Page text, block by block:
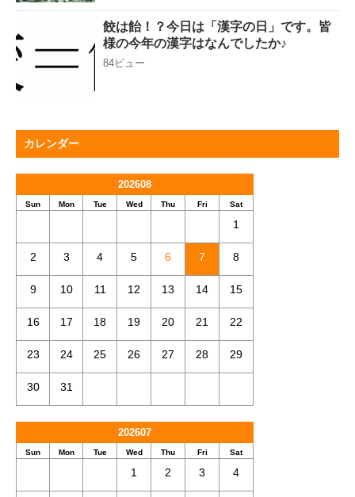
餃は飴！？今日は「漢字の日」です。皆
様の今年の漢字はなんでしたか♪
84ビュー
カレンダー
202608
Sun Mon Tue Wed Thu Fri Sat
1
2 3 4 5 6 7 8
9 10 11 12 13 14 15
16 17 18 19 20 21 22
23 24 25 26 27 28 29
30 31
202607
Sun Mon Tue Wed Thu Fri Sat
1 2 3 4